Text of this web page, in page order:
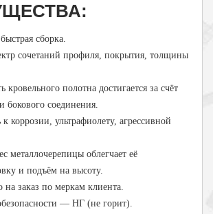
сборка.
сочетаний профиля, покрытия, толщины
кровельного полотна достигается за счёт
бокового соединения.
к коррозии, ультрафиолету, агрессивной
металлочерепицы облегчает её
и подъём на высоту.
на заказ по меркам клиента.
— НГ (не горит).